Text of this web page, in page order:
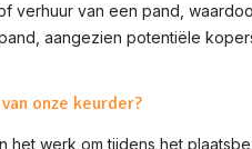
verhuur van een pand,
aangezien potentiële
onze keurder?
het werk om tijdens het